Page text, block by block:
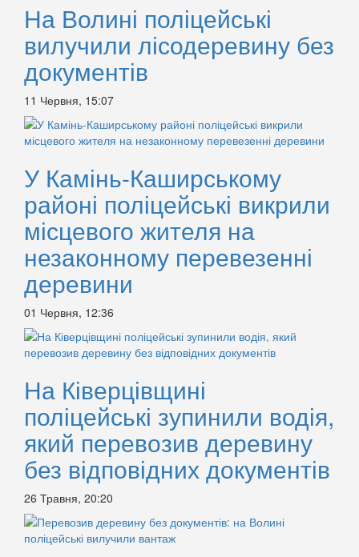
На Волині поліцейські
вилучили лісодеревину без
документів
11 Червня, 15:07
У Камінь-Каширському
районі поліцейські викрили
місцевого жителя на
незаконному перевезенні
деревини
01 Червня, 12:36
На Ківерцівщині
поліцейські зупинили водія,
який перевозив деревину
без відповідних документів
26 Травня, 20:20